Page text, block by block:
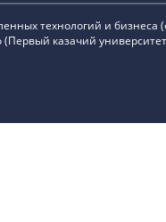
технологий и бизнеса
казачий